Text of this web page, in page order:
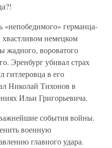
«непобедимого» германца-
немецком
жадного, вороватого
Эренбург убивал страх
гитлеровца в его
Николай Тихонов в
Ильи Григорьевича.
события войны.
военную
главного удара.